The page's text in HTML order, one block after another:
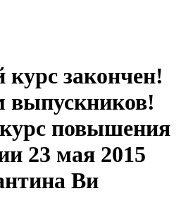
закончен!
выпускников!
повышения
23 мая 2015
Ви